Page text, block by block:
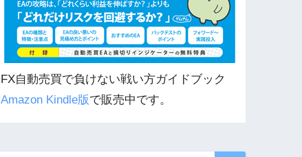
FX自動売買で負けない戦い方ガイドブック
Amazon Kindle版で販売中です。